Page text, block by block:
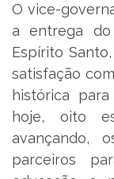
O vice-
a entrega do
Espírito
satisfação
histórica
hoje, oito
avançando,
parceiros